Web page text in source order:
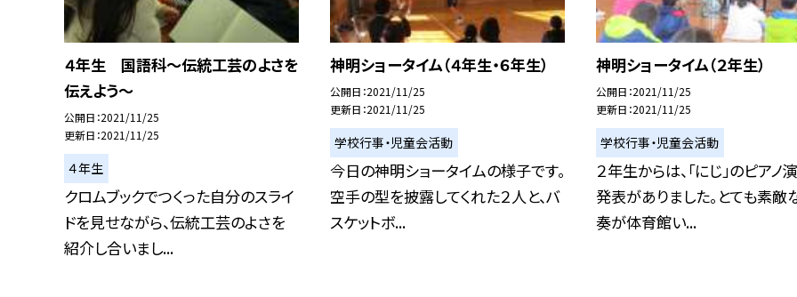
４年生 国語科〜伝統工芸のよさを
伝えよう〜
公開日 2021/11/25
更新日 2021/11/25
４年生
クロムブックでつくった自分のスライ
ドを見せながら、伝統工芸のよさを
紹介し合いまし...
神明ショータイム（４年生・６年生）
公開日 2021/11/25
更新日 2021/11/25
学校行事・児童会活動
今日の神明ショータイムの様子です。
空手の型を披露してくれた２人と、バ
スケットボ...
神明ショータイム（２年生）
公開日 2021/11/25
更新日 2021/11/25
学校行事・児童会活動
２年生からは、「にじ」のピアノ
発表がありました。とても素敵
奏が体育館い...